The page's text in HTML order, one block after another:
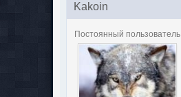
Kakoin
Постоянный пользователь